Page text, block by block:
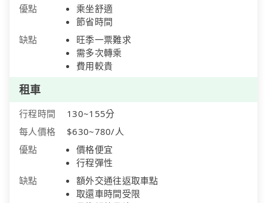
優點
乘坐舒適
節省時間
缺點
旺季一票難求
需多次轉乘
費用較貴
租車
行程時間
130~155分
每人價格
$630~780/人
優點
價格便宜
行程彈性
缺點
額外交通往返取車點
取還車時間受限